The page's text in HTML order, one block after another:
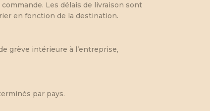
Les délais de livraison sont
en fonction de la destination.
grève intérieure à l’entreprise,
par pays.